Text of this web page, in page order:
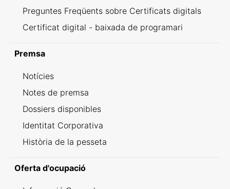
Preguntes Freqüents sobre Certificats digitals
Certificat digital - baixada de programari
Premsa
Notícies
Notes de premsa
Dossiers disponibles
Identitat Corporativa
Història de la pesseta
Oferta d'ocupació